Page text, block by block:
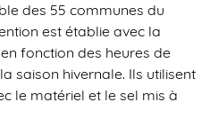
des 55 communes du
est établie avec la
fonction des heures de
saison hivernale. Ils utilisent
le matériel et le sel mis à